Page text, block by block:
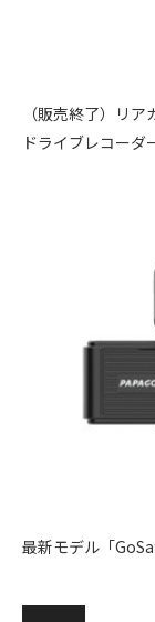
（販売終了）リ
ドライブレコー
最新モデル「